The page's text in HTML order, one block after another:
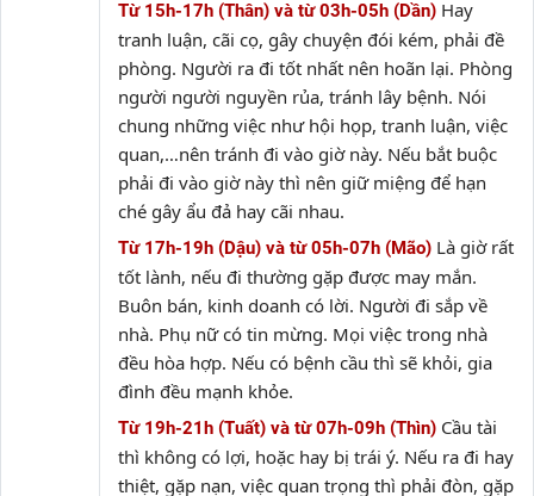
Từ 15h-17h (Thân) và từ 03h-05h (Dần) Hay
tranh luận, cãi cọ, gây chuyện đói kém, phải đề
phòng. Người ra đi tốt nhất nên hoãn lại. Phòng
người người nguyền rủa, tránh lây bệnh. Nói
chung những việc như hội họp, tranh luận, việc
quan,…nên tránh đi vào giờ này. Nếu bắt buộc
phải đi vào giờ này thì nên giữ miệng để hạn
ché gây ẩu đả hay cãi nhau.
Từ 17h-19h (Dậu) và từ 05h-07h (Mão) Là giờ rất
tốt lành, nếu đi thường gặp được may mắn.
Buôn bán, kinh doanh có lời. Người đi sắp về
nhà. Phụ nữ có tin mừng. Mọi việc trong nhà
đều hòa hợp. Nếu có bệnh cầu thì sẽ khỏi, gia
đình đều mạnh khỏe.
Từ 19h-21h (Tuất) và từ 07h-09h (Thìn) Cầu tài
thì không có lợi, hoặc hay bị trái ý. Nếu ra đi hay
thiệt, gặp nạn, việc quan trọng thì phải đòn, gặp